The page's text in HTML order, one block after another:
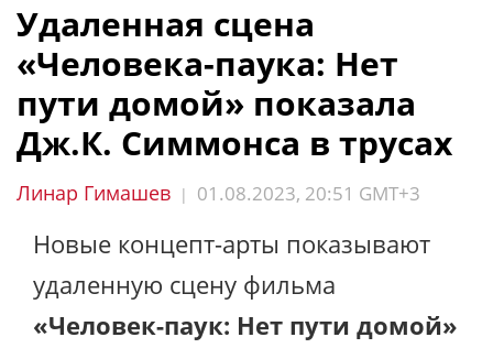
Удаленная сцена
«Человека-паука: Нет
пути домой» показала
Дж.К. Симмонса в трусах
Линар Гимашев | 01.08.2023, 20:51 GMT+3
Новые концепт-арты показывают
удаленную сцену фильма
«Человек-паук: Нет пути домой»